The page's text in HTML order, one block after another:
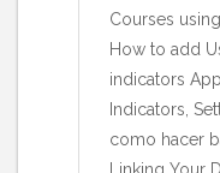
Courses
How to add
indicators
Indicators,
como hacer
Linking Your